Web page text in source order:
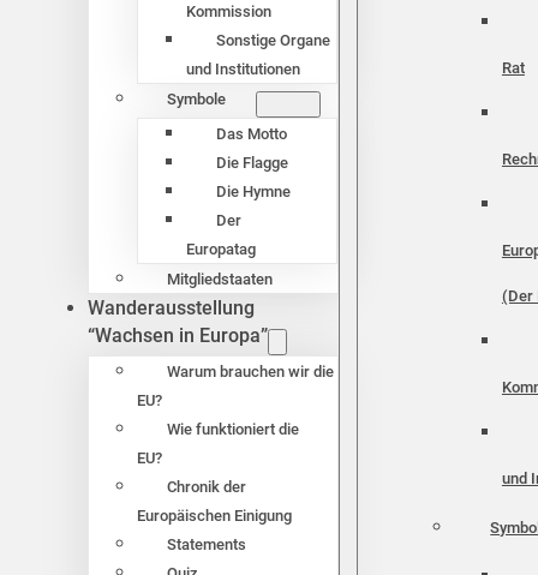
Kommission
Sonstige Organe
und Institutionen
Symbole
Das Motto
Die Flagge
Die Hymne
Der
Europatag
Mitgliedstaaten
Wanderausstellung
“Wachsen in Europa”
Warum brauchen wir die
EU?
Wie funktioniert die
EU?
Chronik der
Europäischen Einigung
Statements
Rat
(Der
und